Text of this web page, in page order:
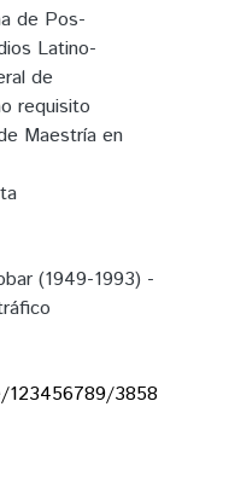
de Pos-
Latino-
de
requisito
Maestría en
(1949-1993) -
123456789/3858